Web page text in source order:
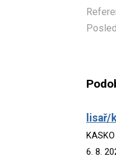
lisař/
6. 8.